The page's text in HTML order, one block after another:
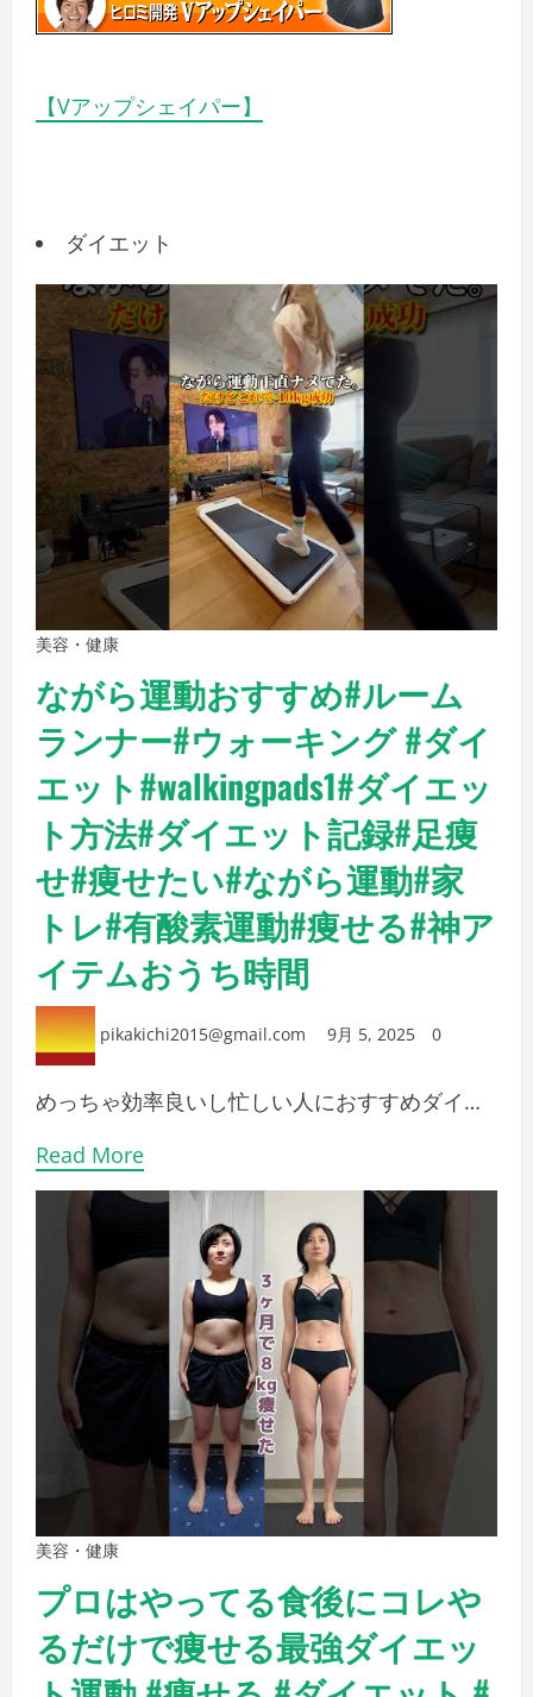
【Vアップシェイパー】
ダイエット
美容・健康
ながら運動おすすめ#ルーム
ランナー#ウォーキング #ダイ
エット#walkingpads1#ダイエッ
ト方法#ダイエット記録#足痩
せ#痩せたい#ながら運動#家
トレ#有酸素運動#痩せる#神ア
イテムおうち時間
pikakichi2015@gmail.com 9月 5, 2025 0
めっちゃ効率良いし忙しい人におすすめダイ…
Read More
美容・健康
プロはやってる食後にコレや
るだけで痩せる最強ダイエッ